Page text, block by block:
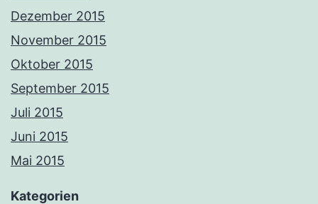
Dezember 2015
November 2015
Oktober 2015
September 2015
Juli 2015
Juni 2015
Mai 2015
Kategorien